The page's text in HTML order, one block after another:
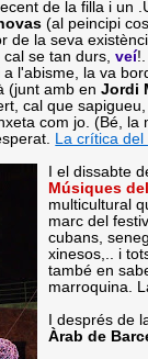
de la filla i un
(al peincipi
de la seva
cal se tan durs,veí
a l'abisme, la va
(junt amb enJordi
cal que
com jo. (Bé,
La crítica del
I el dissabte
Músiques
multicultural
marc del
cubans,
xinesos,.. i
també en
marroquina.
I després de
Àrab de